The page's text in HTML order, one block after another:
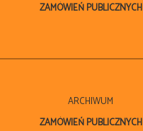
ZAMÓWIEŃ PUBLICZNYCH
ARCHIWUM
ZAMÓWIEŃ PUBLICZNYCH